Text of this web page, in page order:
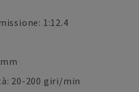
1:12.4
20-200 giri/min